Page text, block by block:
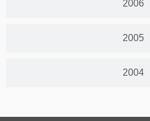
2006
2005
2004